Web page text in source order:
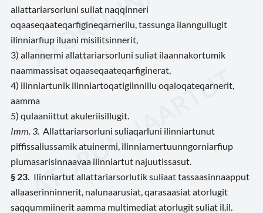
allattariarsorluni suliat naqqinneri
oqaaseqaateqarfigineqarnerilu, tassunga ilanngullugit
ilinniarfiup iluani misilitsinnerit,
3) allannermi allattariarsorluni suliat ilaannakortumik
naammassisat oqaaseqaateqarfiginerat,
4) ilinniartunik ilinniartoqatigiinnillu oqaloqateqarnerit,
aamma
5) qulaaniittut akuleriisillugit.
Imm. 3. Allattariarsorluni suliaqarluni ilinniartunut
piffissaliussamik atuinermi, ilinniarnertuunngorniarfiup
piumasarisinnaavaa ilinniartut najuutissasut.
§ 23. Ilinniartut allattariarsorlutik suliaat tassaasinnaapput
allaaserinninnerit, nalunaarusiat, qarasaasiat atorlugit
saqqummiinerit aamma multimediat atorlugit suliat il.il.